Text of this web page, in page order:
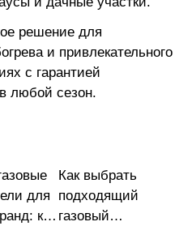
решение для
и привлекательного
с гарантией
любой сезон.
для
как
Отопление
Как выбрать
подходящий
газовый